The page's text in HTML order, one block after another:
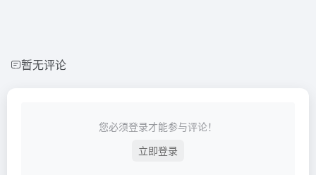
暂无评论
您必须登录才能参与评论！
立即登录